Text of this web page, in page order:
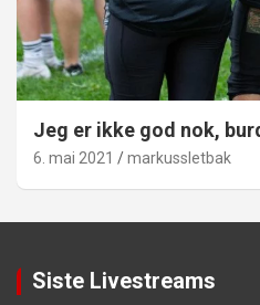
Jeg er ikke god nok,
6. mai 2021 markussletbak
Siste Livestreams